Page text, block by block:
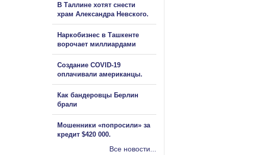
В Таллине хотят снести
храм Александра Невского.
Наркобизнес в Ташкенте
ворочает миллиардами
Создание COVID-19
оплачивали американцы.
Как бандеровцы Берлин
брали
Мошенники «попросили» за
кредит $420 000.
Все новости...